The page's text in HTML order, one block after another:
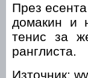
През
домакин и
тенис за
ранглиста.
Източник: